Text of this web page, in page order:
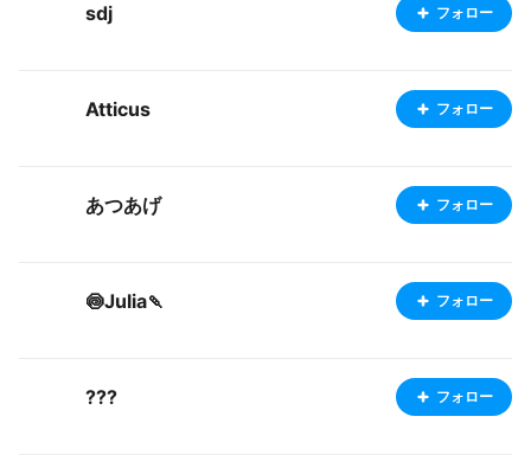
sdj フォロー
Atticus フォロー
あつあげ フォロー
🍥Julia🍡 フォロー
??? フォロー